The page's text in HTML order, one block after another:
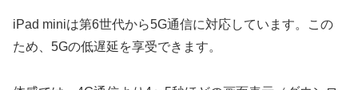
iPad miniは第6世代から5G通信に対応しています。この
ため、5Gの低遅延を享受できます。